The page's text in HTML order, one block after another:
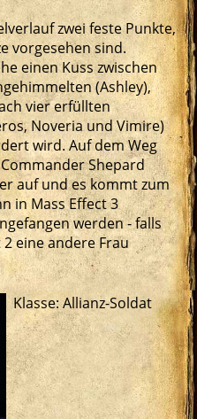
zwei feste Punkte,
vorgesehen sind.
einen Kuss zwischen
(Ashley),
vier erfüllten
Noveria und Vimire)
wird. Auf dem Weg
Shepard
auf und es kommt zum
in Mass Effect 3
werden - falls
eine andere Frau
Klasse: Allianz-Soldat